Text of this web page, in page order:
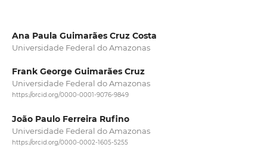
Ana Paula Guimarães Cruz Costa
Universidade Federal do Amazonas
Frank George Guimarães Cruz
Universidade Federal do Amazonas
https://orcid.org/0000-0001-9076-9849
João Paulo Ferreira Rufino
Universidade Federal do Amazonas
https://orcid.org/0000-0002-1605-5255